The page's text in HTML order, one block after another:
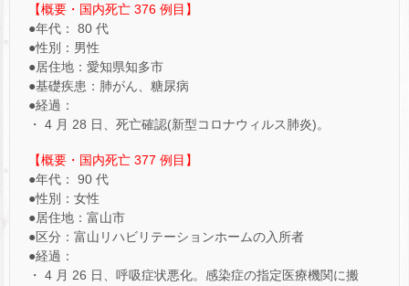
【概要・国内死亡 376 例目】
●年代： 80 代
●性別：男性
●居住地：愛知県知多市
●基礎疾患：肺がん、糖尿病
●経過：
・ 4 月 28 日、死亡確認(新型コロナウィルス肺炎)。
【概要・国内死亡 377 例目】
●年代： 90 代
●性別：女性
●居住地：富山市
●区分：富山リハビリテーションホームの入所者
●経過：
・ 4 月 26 日、呼吸症状悪化。感染症の指定医療機関に搬